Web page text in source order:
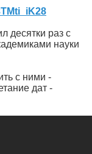
десятки раз с
науки
с ними -
дат -